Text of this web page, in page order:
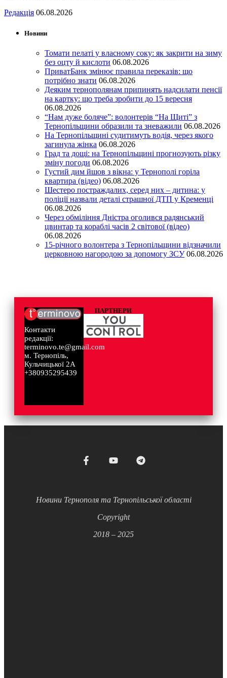
Редакція 06.08.2026
Новини
Томати пелаті у власному соку: як закрити на зиму
без оцту й кислоти 06.08.2026
ПриватБанк змінює правила переказів: що
потрібно знати 06.08.2026
Деяким тернополянам припинять надсилати пенсії
на картку: що треба зробити до 15 вересня
06.08.2026
“Нам дуже боляче”: волонтерів “На Щиті” з
Тернопільщини образили та зневажили 06.08.2026
На Тернопільщині судитимуть водія, через якого
загинула жінка 06.08.2026
Град та дощі: на Тернопільщині прогнозують різку
зміну погоди 06.08.2026
Густий дим йшов з вікна: у Тернополі горіла
квартира (відео) 06.08.2026
Шестеро постраждалих, серед них – дитина: у
поліції назвали деталі страшної ДТП у Кременці
06.08.2026
Через обміління Дністра оголився радянський
цвинтар та кораблі часів 2 світової (відео)
06.08.2026
15-річного волонтера з Тернопільщини відзначили
церковною нагородою за допомогу ЗСУ 06.08.2026
Контакти
редакції:
terminovo.te@gmail.com
м. Тернопіль,
Кульчицької 2А
+380935295439
ПАРТНЕРИ
Новини Тернополя та Тернопільської області
Copyright
2018 – 2025